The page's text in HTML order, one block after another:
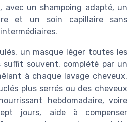
avec un shampoing adapté, un
et un soin capillaire sans
un masque léger toutes les
suffit souvent, complété par un
à chaque lavage cheveux.
plus serrés ou des cheveux
hebdomadaire, voire
jours, aide à compenser